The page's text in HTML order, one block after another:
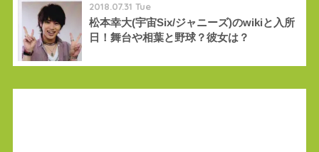
2018.07.31 Tue
松本幸大(宇宙Six/ジャニーズ)のwikiと入所
日！舞台や相葉と野球？彼女は？